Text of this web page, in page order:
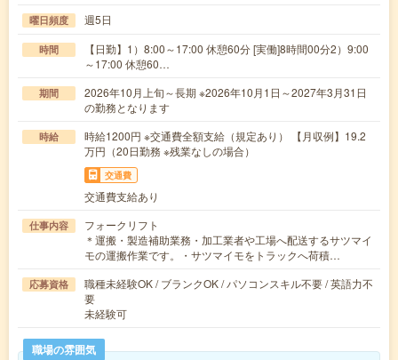
曜日頻度 週5日
時間
【日勤】1）8:00～17:00 休憩60分 [実働]8時間00分2）9:00
～17:00 休憩60…
期間
2026年10月上旬～長期 ※2026年10月1日～2027年3月31日
の勤務となります
時給
時給1200円 ※交通費全額支給（規定あり） 【月収例】19.2
万円（20日勤務 ※残業なしの場合）
交通費
交通費支給あり
仕事内容
フォークリフト
＊運搬・製造補助業務・加工業者や工場へ配送するサツマイ
モの運搬作業です。・サツマイモをトラックへ荷積…
応募資格
職種未経験OK / ブランクOK / パソコンスキル不要 / 英語力不
要
未経験可
職場の雰囲気